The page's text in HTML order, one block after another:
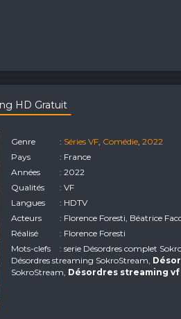
HD Gratuit
Genre : Séries VF, Comédie,2022
Pays
: France
Années
: 2022
Qualités
: VF
Langues
: HDTV
Acteurs
: Florence Foresti, Béatrice
Réalisé
: Florence Foresti
Mots-clefs
: serie Désordres complet
Désordres streaming SokroStream,
SokroStream, Désordres streaming